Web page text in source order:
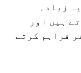
زیادہ
ہیں اور
فراہم کرتے